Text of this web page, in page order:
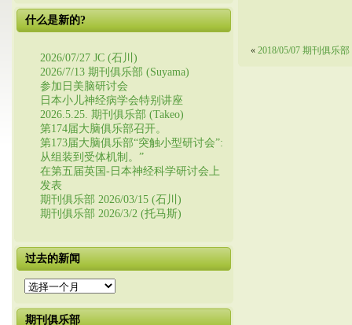
什么是新的?
2026/07/27 JC (石川)
2026/7/13 期刊俱乐部 (Suyama)
参加日美脑研讨会
日本小儿神经病学会特别讲座
2026.5.25. 期刊俱乐部 (Takeo)
第174届大脑俱乐部召开。
第173届大脑俱乐部“突触小型研讨会”:
从组装到受体机制。”
在第五届英国-日本神经科学研讨会上
发表
期刊俱乐部 2026/03/15 (石川)
期刊俱乐部 2026/3/2 (托马斯)
过去的新闻
过
的
期刊俱乐部
« 2018/05/07 期刊俱乐